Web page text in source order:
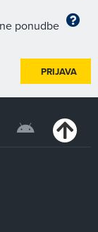
ponudbe
PRIJAVA